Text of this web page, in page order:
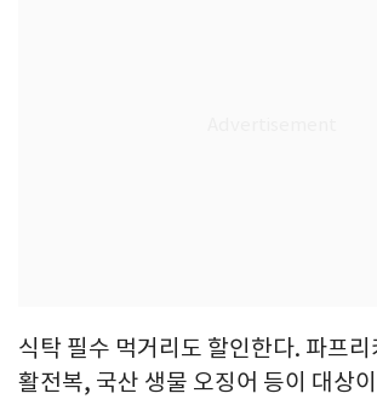
식탁 필수 먹거리도 할인한다. 파프
활전복, 국산 생물 오징어 등이 대상